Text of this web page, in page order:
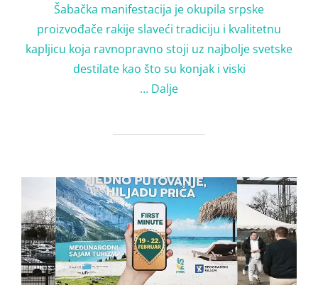
Šabačka manifestacija je okupila srpske
proizvođače rakije slaveći tradiciju i kvalitetnu
kapljicu koja ravnopravno stoji uz najbolje svetske
destilate kao što su konjak i viski
… Dalje